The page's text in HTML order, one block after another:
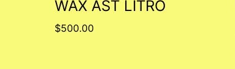
WAX AST LITRO
$500.00